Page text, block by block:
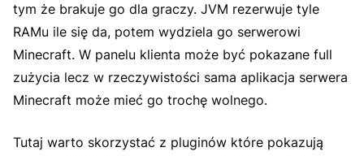
tym że brakuje go dla graczy. JVM rezerwuje tyle
RAMu ile się da, potem wydziela go serwerowi
Minecraft. W panelu klienta może być pokazane full
zużycia lecz w rzeczywistości sama aplikacja serwera
Minecraft może mieć go trochę wolnego.
Tutaj warto skorzystać z pluginów które pokazują